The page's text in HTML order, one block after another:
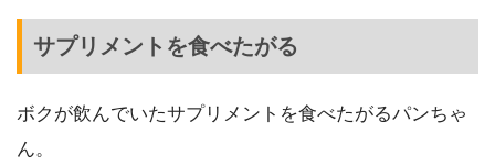
サプリメントを食べたがる
ボクが飲んでいたサプリメントを食べたがるパンちゃ
ん。